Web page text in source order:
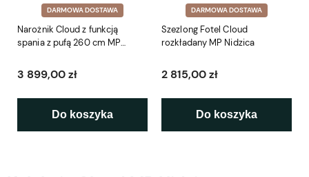
DARMOWA DOSTAWA
Narożnik Cloud z funkcją
spania z pufą 260 cm MP
3 899,00 zł
Do koszyka
DARMOWA DOSTAWA
Szezlong Fotel Cloud
rozkładany MP Nidzica
2 815,00 zł
Do koszyka